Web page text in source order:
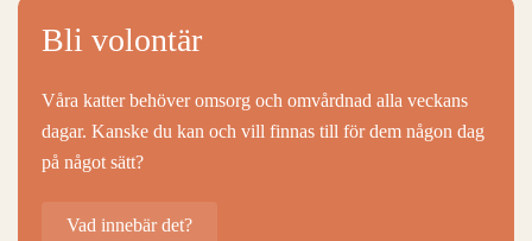
Bli volontär
Våra katter behöver omsorg och omvårdnad alla veckans
dagar. Kanske du kan och vill finnas till för dem någon dag
på något sätt?
Vad innebär det?